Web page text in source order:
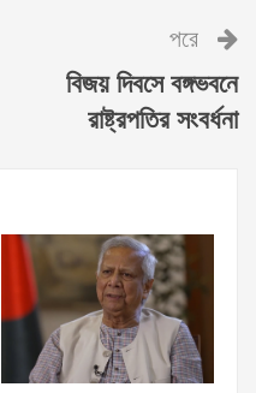
পরে
বিজয় দিবসে বঙ্গভবনে
রাষ্ট্রপতির সংবর্ধনা